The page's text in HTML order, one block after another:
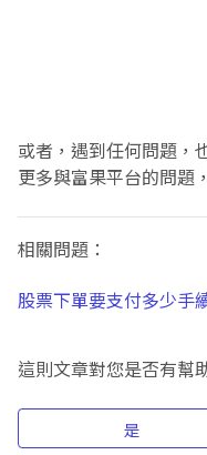
或者，遇到任何問題，
更多與富果平台的問題
相關問題：
股票下單要支付多少手
這則文章對您是否有幫
是